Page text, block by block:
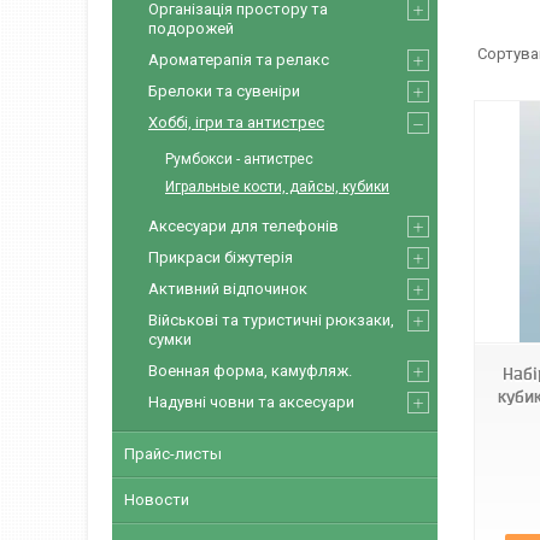
Код2004
Організація простору та
подорожей
Ароматерапія та релакс
Брелоки та сувеніри
Хоббі, ігри та антистрес
Румбокси - антистрес
Игральные кости, дайсы, кубики
Аксесуари для телефонів
Прикраси біжутерія
Активний відпочинок
Військові та туристичні рюкзаки,
сумки
Военная форма, камуфляж.
Надувні човни та аксесуари
Прайс-листы
Новости